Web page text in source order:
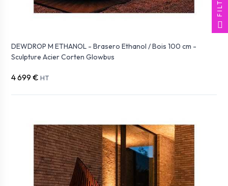
DEWDROP M ETHANOL - Brasero Ethanol / Bois 100 cm -
Sculpture Acier Corten Glowbus
4 699 € HT